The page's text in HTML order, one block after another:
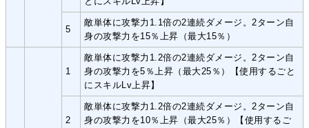
5
敵単体に攻撃力1.1倍の2連続ダメージ。2ターン自
身の攻撃力を15％上昇（最大15％）
1
敵単体に攻撃力1.2倍の2連続ダメージ。2ターン自
身の攻撃力を5％上昇（最大25％）【使用するごと
にスキルLv上昇】
2
敵単体に攻撃力1.2倍の2連続ダメージ。2ターン自
身の攻撃力を10％上昇（最大25％）【使用するご